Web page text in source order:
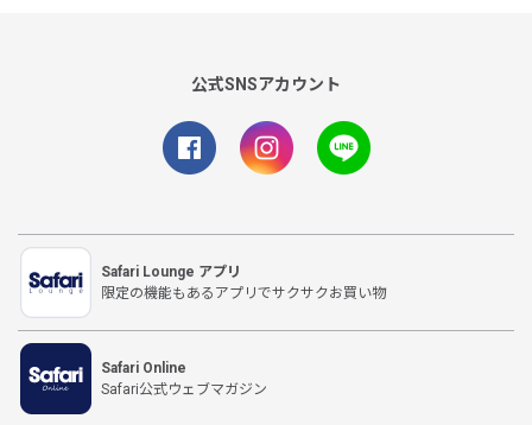
公式SNSアカウント
Safari Lounge アプリ
限定の機能もあるアプリでサクサクお買い物
Safari Online
Safari公式ウェブマガジン